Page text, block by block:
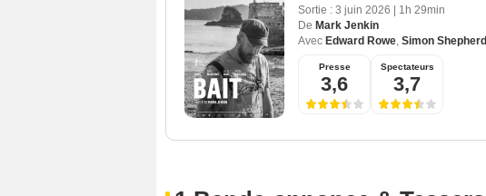
Sortie : 3 juin 2026
1h 29min
De Mark Jenkin
Avec Edward Rowe, Simon Shepherd
Presse
3,6
Spectateurs
3,7